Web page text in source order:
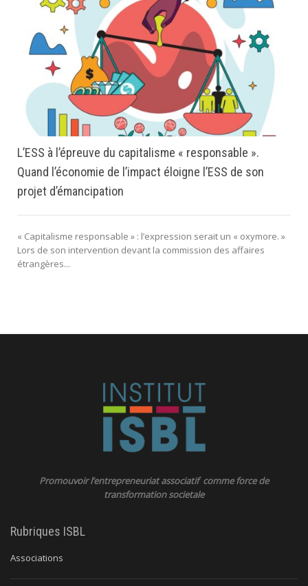
L’ESS à l’épreuve du capitalisme « responsable ».
Quand l’économie de l’impact éloigne l’ESS de son
projet d’émancipation
« Capitalisme responsable » : l’expression serait un « oxymore. »
Lors de son intervention devant la commission des affaires
étrangères...
Promouvoir l’entrepreneuriat associatif comme force de
transformation societale
Rubriques ISBL
Associations